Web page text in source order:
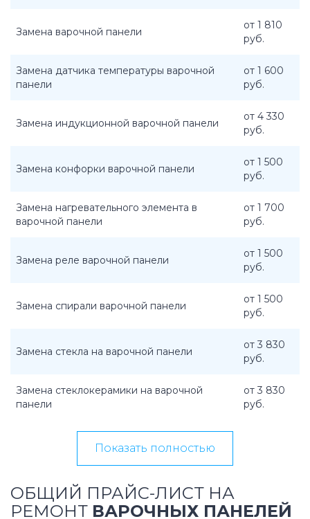
Замена варочной панели
от 1 810
руб.
Замена датчика температуры варочной
панели
от 1 600
руб.
Замена индукционной варочной панели
от 4 330
руб.
Замена конфорки варочной панели
от 1 500
руб.
Замена нагревательного элемента в
варочной панели
от 1 700
руб.
Замена реле варочной панели
от 1 500
руб.
Замена спирали варочной панели
от 1 500
руб.
Замена стекла на варочной панели
от 3 830
руб.
Замена стеклокерамики на варочной
панели
от 3 830
руб.
Показать полностью
ОБЩИЙ ПРАЙС-ЛИСТ НА
РЕМОНТ ВАРОЧНЫХ ПАНЕЛЕЙ